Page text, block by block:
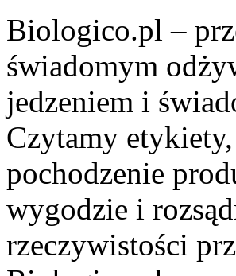
Biologico.pl –
świadomym
jedzeniem i
Czytamy
pochodzenie
wygodzie i
rzeczywistości